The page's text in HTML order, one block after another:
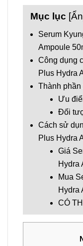
Mục lục [Ẩn
Serum
Ampoule
Công dụng
Plus Hydra
Thành phần
Ưu
Đối
Cách sử
Plus Hydra
Giá
Hydra
Mua
Hydra
CÓ